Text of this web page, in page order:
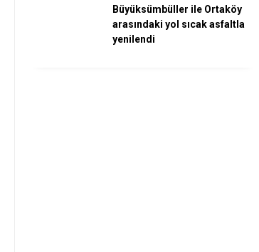
Büyüksümbüller ile Ortaköy
arasındaki yol sıcak asfaltla
yenilendi